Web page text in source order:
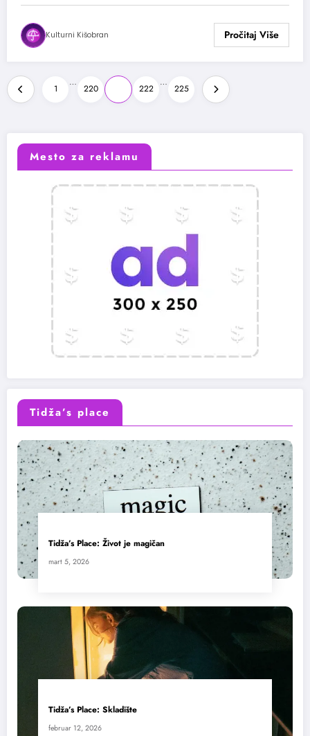
Kulturni Kišobran
Paginacija
članaka
1
…
220 222
…
225
Mesto za reklamu
Tidža’s place
Tidža’s Place: Život je magičan
mart 5, 2026
Tidža’s Place: Skladište
februar 12, 2026